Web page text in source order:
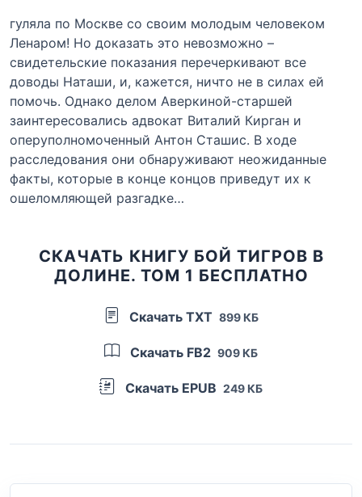
гуляла по Москве со своим молодым человеком
Ленаром! Но доказать это невозможно –
свидетельские показания перечеркивают все
доводы Наташи, и, кажется, ничто не в силах ей
помочь. Однако делом Аверкиной-старшей
заинтересовались адвокат Виталий Кирган и
оперуполномоченный Антон Сташис. В ходе
расследования они обнаруживают неожиданные
факты, которые в конце концов приведут их к
ошеломляющей разгадке…
СКАЧАТЬ КНИГУ БОЙ ТИГРОВ В
ДОЛИНЕ. ТОМ 1 БЕСПЛАТНО
Скачать TXT 899 КБ
Скачать FB2 909 КБ
Скачать EPUB 249 КБ